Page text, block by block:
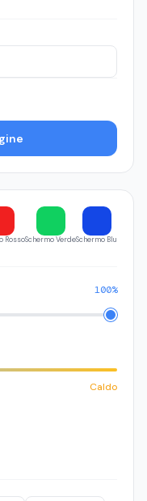
RossoSchermo VerdeSchermo Blu
100%
Caldo